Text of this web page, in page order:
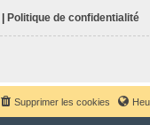
| Politique de confidentialité
Supprimer les cookies